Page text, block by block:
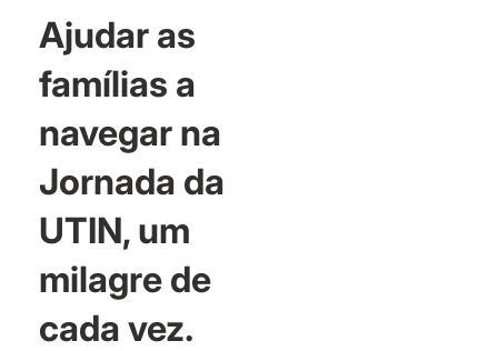
Ajudar as
famílias a
navegar na
Jornada da
UTIN, um
milagre de
cada vez.